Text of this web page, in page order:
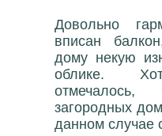
Довольно
вписан
дому некую
облике.
загородных
данном случае